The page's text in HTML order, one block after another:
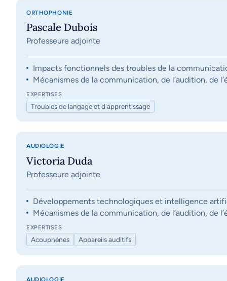
ORTHOPHONIE
Pascale Dubois
Professeure adjointe
Impacts fonctionnels des troubles de la
Mécanismes de la communication, de l’audition, de
EXPERTISES
Troubles de langage et d'apprentissage
AUDIOLOGIE
Victoria Duda
Professeure adjointe
Développements technologiques et intelligence
Mécanismes de la communication, de l’audition, de
EXPERTISES
Acouphènes Appareils auditifs
AUDIOLOGIE